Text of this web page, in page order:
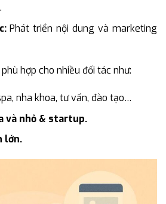
Phát triển nội dung và marketing
hợp cho nhiều đối tác như:
nha khoa, tư vấn, đào tạo…
và nhỏ & startup.
lớn.